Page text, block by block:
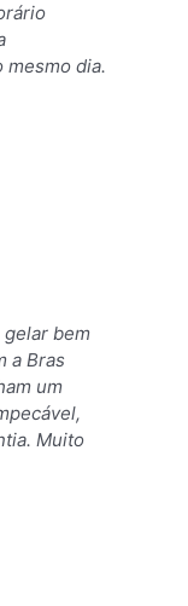
mesmo dia.
gelar bem
a Bras
um
Muito